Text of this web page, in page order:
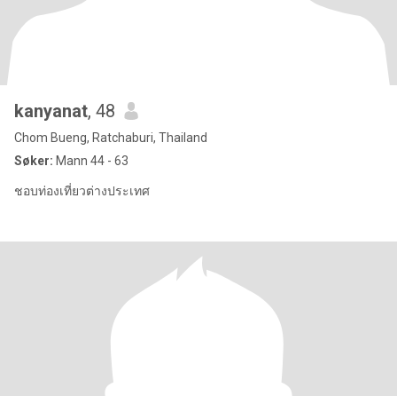
kanyanat, 48
Chom Bueng, Ratchaburi, Thailand
Søker: Mann 44 - 63
ชอบท่องเที่ยวต่างประเทศ